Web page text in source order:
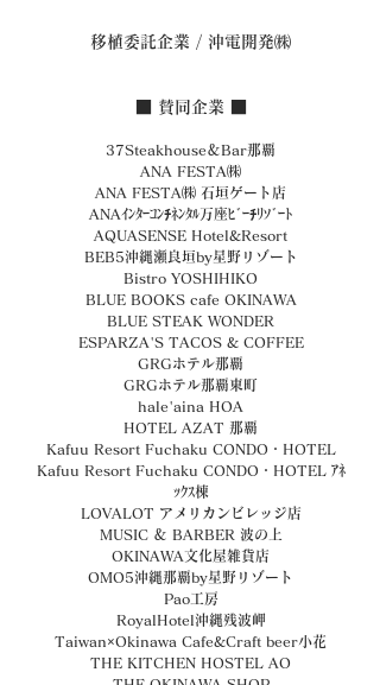
移植委託企業 / 沖電開発㈱
■ 賛同企業 ■
37Steakhouse＆Bar那覇
ANA FESTA㈱
ANA FESTA㈱ 石垣ゲート店
ANAｲﾝﾀｰｺﾝﾁﾈﾝﾀﾙ万座ﾋﾞｰﾁﾘｿﾞｰﾄ
AQUASENSE Hotel&Resort
BEB5沖縄瀬良垣by星野リゾート
Bistro YOSHIHIKO
BLUE BOOKS cafe OKINAWA
BLUE STEAK WONDER
ESPARZA'S TACOS & COFFEE
GRGホテル那覇
GRGホテル那覇東町
hale'aina HOA
HOTEL AZAT 那覇
Kafuu Resort Fuchaku CONDO・HOTEL
Kafuu Resort Fuchaku CONDO・HOTEL ｱﾈ
ｯｸｽ棟
LOVALOT アメリカンビレッジ店
MUSIC ＆ BARBER 波の上
OKINAWA文化屋雑貨店
OMO5沖縄那覇by星野リゾート
Pao工房
RoyalHotel沖縄残波岬
Taiwan×Okinawa Cafe&Craft beer小花
THE KITCHEN HOSTEL AO